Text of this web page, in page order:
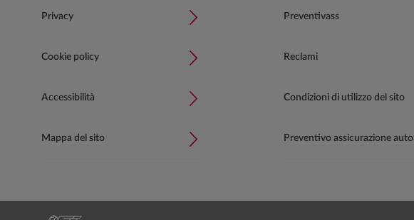
Privacy
Cookie policy
Accessibilità
Mappa del sito
Preventivass
Reclami
Condizioni di utilizzo del sito
Preventivo assicurazione auto